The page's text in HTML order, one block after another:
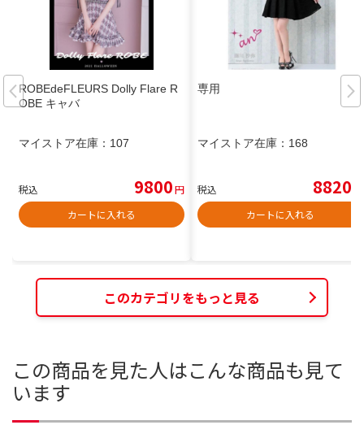
ROBEdeFLEURS Dolly Flare R
OBE キャバ
マイストア在庫： 107
税込 9800円
カートに入れる
専用
マイストア在庫： 168
税込 8820
カートに入れる
このカテゴリをもっと見る
この商品を見た人はこんな商品も見て
います